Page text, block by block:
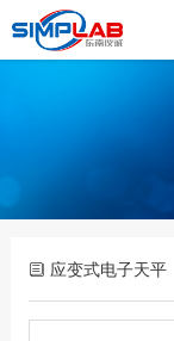
应变式电子天平